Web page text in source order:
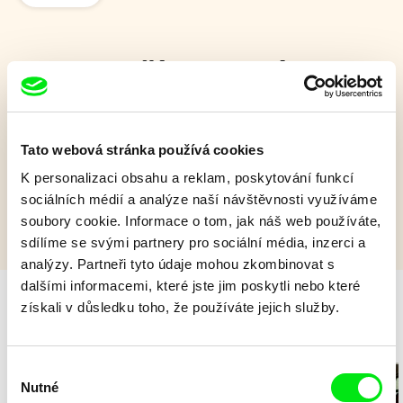
Tato webová stránka používá cookies
K personalizaci obsahu a reklam, poskytování funkcí
sociálních médií a analýze naší návštěvnosti využíváme
soubory cookie. Informace o tom, jak náš web používáte,
sdílíme se svými partnery pro sociální média, inzerci a
analýzy. Partneři tyto údaje mohou zkombinovat s
dalšími informacemi, které jste jim poskytli nebo které
získali v důsledku toho, že používáte jejich služby.
souhlasu
Nutné
Dva dobří kamarádi
Milý tati - speciál